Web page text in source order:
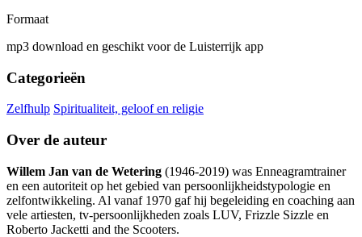
Formaat
mp3 download en geschikt voor de Luisterrijk app
Categorieën
Zelfhulp Spiritualiteit, geloof en religie
Over de auteur
Willem Jan van de Wetering (1946-2019) was Enneagramtrainer
en een autoriteit op het gebied van persoonlijkheidstypologie en
zelfontwikkeling. Al vanaf 1970 gaf hij begeleiding en coaching aan
vele artiesten, tv-persoonlijkheden zoals LUV, Frizzle Sizzle en
Roberto Jacketti and the Scooters.